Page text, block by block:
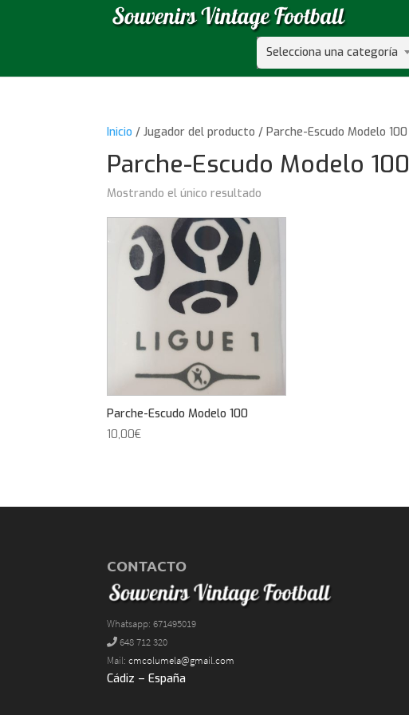
Selecciona una categoría
Inicio / Jugador del producto / Parche-Escudo Modelo 100
Parche-Escudo Modelo 100
Mostrando el único resultado
Parche-Escudo Modelo 100
10,00€
CONTACTO
Whatsapp: 671495019
648 712 320
Mail:cmcolumela@gmail.com
Cádiz – España